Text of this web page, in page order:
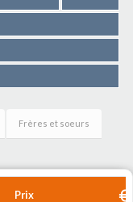
Frères et soeurs
Prix